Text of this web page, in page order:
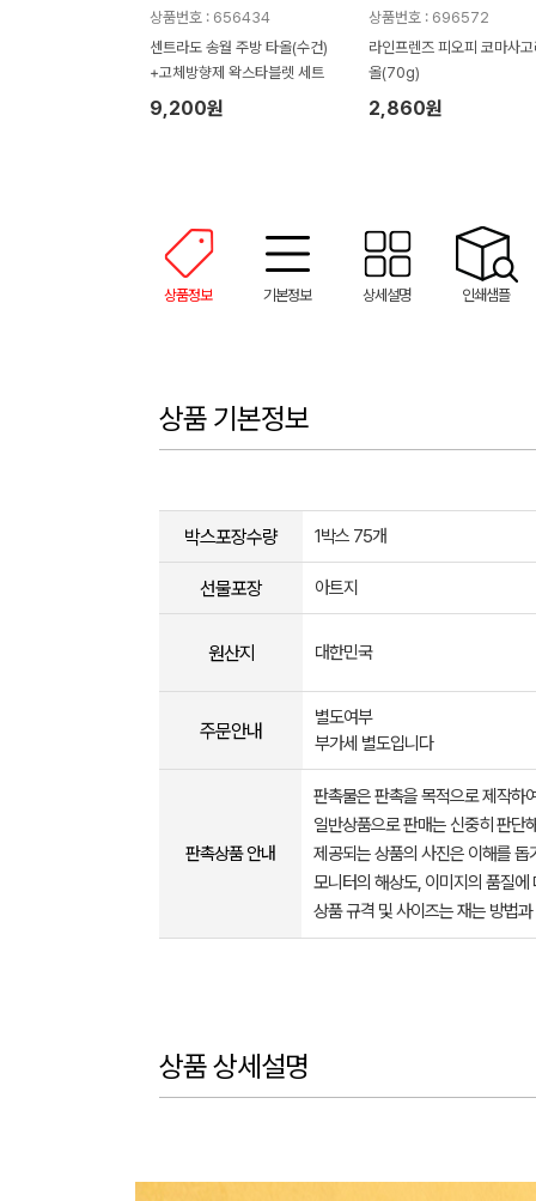
상품번호 : 656434
센트라도 송월 주방 타올(수건)
+고체방향제 왁스타블렛 세트
9,200원
상품번호 : 696572
라인프렌즈 피오피 코마사
올(70g)
2,860원
상품정보 기본정보 상세설명 인쇄샘플
상품 기본정보
박스포장수량 1박스 75개
선물포장 아트지
원산지 대한민국
주문안내
별도여부
부가세 별도입니다
판촉상품 안내
판촉물은 판촉을 목적으로 제작하
일반상품으로 판매는 신중히 판단
제공되는 상품의 사진은 이해를
모니터의 해상도, 이미지의 품질
상품 규격 및 사이즈는 재는 방법
상품 상세설명